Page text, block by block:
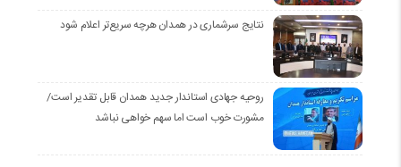
نتایج سرشماری در همدان هرچه سریع‌تر اعلام شود
روحیه جهادی استاندار جدید همدان قابل تقدیر است/
مشورت خوب است اما سهم خواهی نباشد